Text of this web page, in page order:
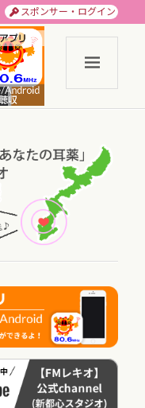
スポンサー・ログイン